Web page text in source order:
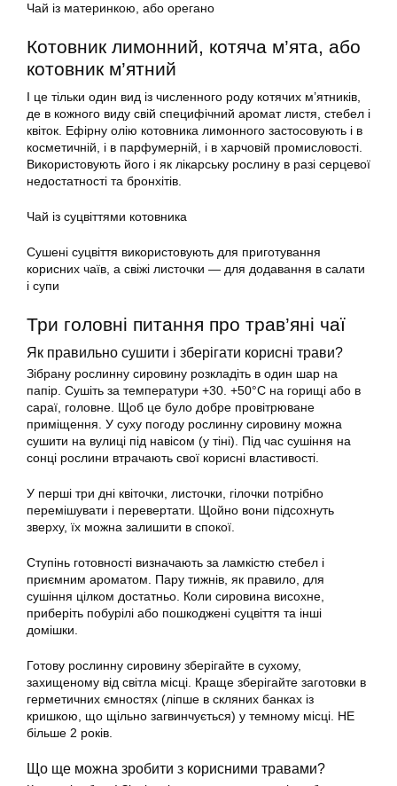
Чай із материнкою, або орегано
Котовник лимонний, котяча м’ята, або
котовник м’ятний
І це тільки один вид із численного роду котячих м’ятників,
де в кожного виду свій специфічний аромат листя, стебел і
квіток. Ефірну олію котовника лимонного застосовують і в
косметичній, і в парфумерній, і в харчовій промисловості.
Використовують його і як лікарську рослину в разі серцевої
недостатності та бронхітів.
Чай із суцвіттями котовника
Сушені суцвіття використовують для приготування
корисних чаїв, а свіжі листочки — для додавання в салати
і супи
Три головні питання про трав’яні чаї
Як правильно сушити і зберігати корисні трави?
Зібрану рослинну сировину розкладіть в один шар на
папір. Сушіть за температури +30. +50°С на горищі або в
сараї, головне. Щоб це було добре провітрюване
приміщення. У суху погоду рослинну сировину можна
сушити на вулиці під навісом (у тіні). Під час сушіння на
сонці рослини втрачають свої корисні властивості.
У перші три дні квіточки, листочки, гілочки потрібно
перемішувати і перевертати. Щойно вони підсохнуть
зверху, їх можна залишити в спокої.
Ступінь готовності визначають за ламкістю стебел і
приємним ароматом. Пару тижнів, як правило, для
сушіння цілком достатньо. Коли сировина висохне,
приберіть побурілі або пошкоджені суцвіття та інші
домішки.
Готову рослинну сировину зберігайте в сухому,
захищеному від світла місці. Краще зберігайте заготовки в
герметичних ємностях (ліпше в скляних банках із
кришкою, що щільно загвинчується) у темному місці. НЕ
більше 2 років.
Що ще можна зробити з корисними травами?